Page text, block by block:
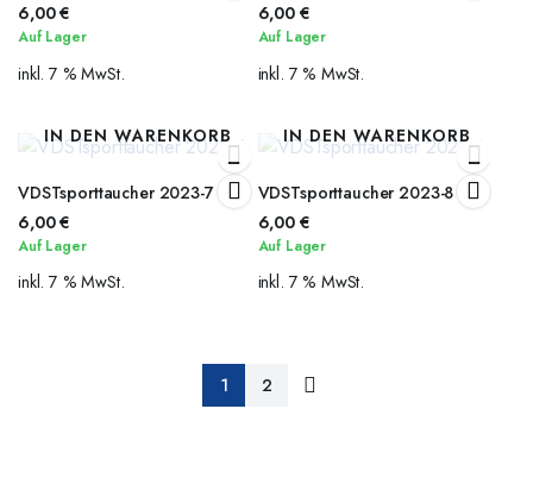
6,00€
Auf Lager
inkl. 7 % MwSt.
6,00 €
Auf Lager
inkl. 7 % MwSt.
IN DEN WARENKORB
VDSTsporttaucher 2023-7
6,00€
Auf Lager
inkl. 7 % MwSt.
IN DEN WARENKORB
VDSTsporttaucher 2023-8
6,00 €
Auf Lager
inkl. 7 % MwSt.
1 2